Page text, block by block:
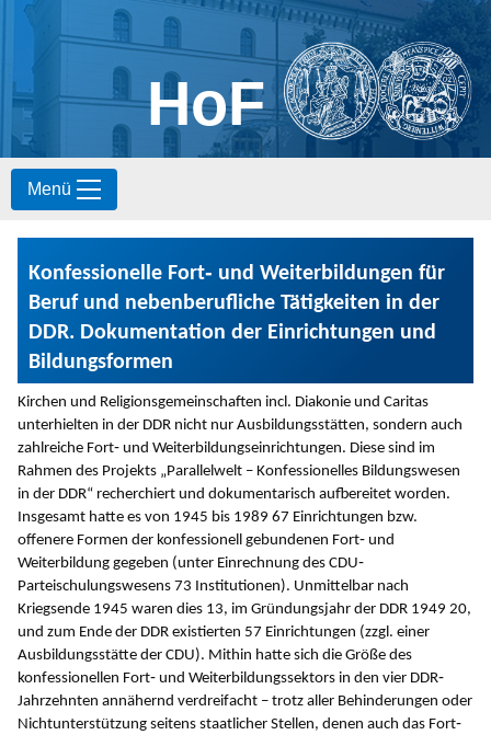
HoF
Menü
Konfessionelle Fort‐ und Weiterbildungen für
Beruf und nebenberufliche Tätigkeiten in der
DDR. Dokumentation der Einrichtungen und
Bildungsformen
Kirchen und Religionsgemeinschaften incl. Diakonie und Caritas
unterhielten in der DDR nicht nur Ausbildungsstätten, sondern auch
zahlreiche Fort‐ und Weiterbildungseinrichtungen. Diese sind im
Rahmen des Projekts „Parallelwelt – Konfessionelles Bildungswesen
in der DDR“ recherchiert und dokumentarisch aufbereitet worden.
Insgesamt hatte es von 1945 bis 1989 67 Einrichtungen bzw.
offenere Formen der konfessionell gebundenen Fort‐ und
Weiterbildung gegeben (unter Einrechnung des CDU‐
Parteischulungswesens 73 Institutionen). Unmittelbar nach
Kriegsende 1945 waren dies 13, im Gründungsjahr der DDR 1949 20,
und zum Ende der DDR existierten 57 Einrichtungen (zzgl. einer
Ausbildungsstätte der CDU). Mithin hatte sich die Größe des
konfessionellen Fort‐ und Weiterbildungssektors in den vier DDR‐
Jahrzehnten annähernd verdreifacht – trotz aller Behinderungen oder
Nichtunterstützung seitens staatlicher Stellen, denen auch das Fort‐